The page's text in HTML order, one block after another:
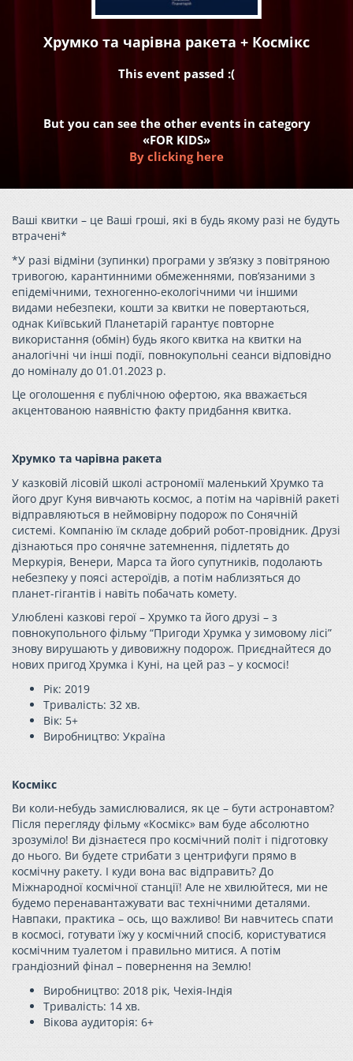
Хрумко та чарівна ракета + Космікс
This event passed :(
But you can see the other events in category
«FOR KIDS»
By clicking here
Ваші квитки – це Ваші гроші, які в будь якому разі не будуть
втрачені*
*У разі відміни (зупинки) програми у зв’язку з повітряною
тривогою, карантинними обмеженнями, пов’язаними з
епідемічними, техногенно-екологічними чи іншими
видами небезпеки, кошти за квитки не повертаються,
однак Київський Планетарій гарантує повторне
використання (обмін) будь якого квитка на квитки на
аналогічні чи інші події, повнокупольні сеанси відповідно
до номіналу до 01.01.2023 р.
Це оголошення є публічною офертою, яка вважається
акцентованою наявністю факту придбання квитка.
Хрумко та чарівна ракета
У казковій лісовій школі астрономії маленький Хрумко та
його друг Куня вивчають космос, а потім на чарівній ракеті
відправляються в неймовірну подорож по Сонячній
системі. Компанію їм складе добрий робот-провідник. Друзі
дізнаються про сонячне затемнення, підлетять до
Меркурія, Венери, Марса та його супутників, подолають
небезпеку у поясі астероїдів, а потім наблизяться до
планет-гігантів і навіть побачать комету.
Улюблені казкові герої – Хрумко та його друзі – з
повнокупольного фільму “Пригоди Хрумка у зимовому лісі”
знову вирушають у дивовижну подорож. Приєднайтеся до
нових пригод Хрумка і Куні, на цей раз – у космосі!
Рік: 2019
Тривалість: 32 хв.
Вік: 5+
Виробництво: Україна
Космікс
Ви коли-небудь замислювалися, як це – бути астронавтом?
Після перегляду фільму «Космікс» вам буде абсолютно
зрозуміло! Ви дізнаєтеся про космічний політ і підготовку
до нього. Ви будете стрибати з центрифуги прямо в
космічну ракету. І куди вона вас відправить? До
Міжнародної космічної станції! Але не хвилюйтеся, ми не
будемо перенавантажувати вас технічними деталями.
Навпаки, практика – ось, що важливо! Ви навчитесь спати
в космосі, готувати їжу у космічний спосіб, користуватися
космічним туалетом і правильно митися. А потім
грандіозний фінал – повернення на Землю!
Виробництво: 2018 рік, Чехія-Індія
Тривалість: 14 хв.
Вікова аудиторія: 6+